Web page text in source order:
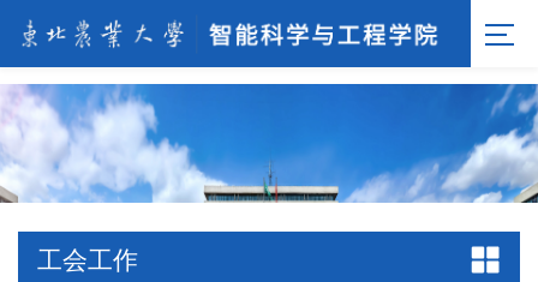
工会工作